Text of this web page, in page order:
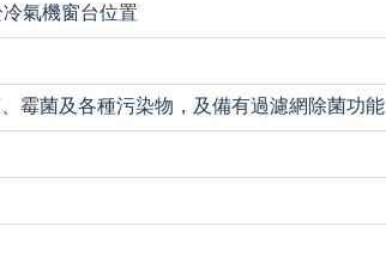
氣機窗台位置
霉菌及各種污染物，及備有過濾網除菌功能